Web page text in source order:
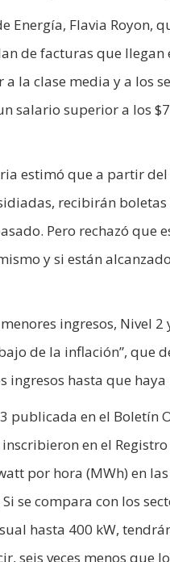
Energía, Flavia Royon,
de facturas que llegan
la clase media y a los
salario superior a los
estimó que a partir
recibirán
Pero rechazó que
y si están
ingresos, Nivel
de la inflación”, que
ingresos hasta que
publicada en el Boletín
en el
por hora (MWh) en
se compara con los
hasta 400 kW,
seis veces menos